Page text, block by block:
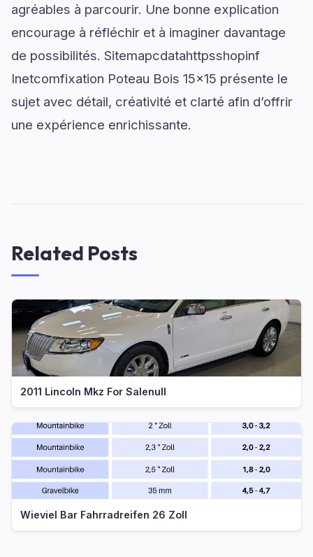
agréables à parcourir. Une bonne explication
encourage à réfléchir et à imaginer davantage
de possibilités. Sitemapcdatahttpsshopinf
Inetcomfixation Poteau Bois 15x15 présente le
sujet avec détail, créativité et clarté afin d’offrir
une expérience enrichissante.
Related Posts
2011 Lincoln Mkz For Salenull
Wieviel Bar Fahrradreifen 26 Zoll